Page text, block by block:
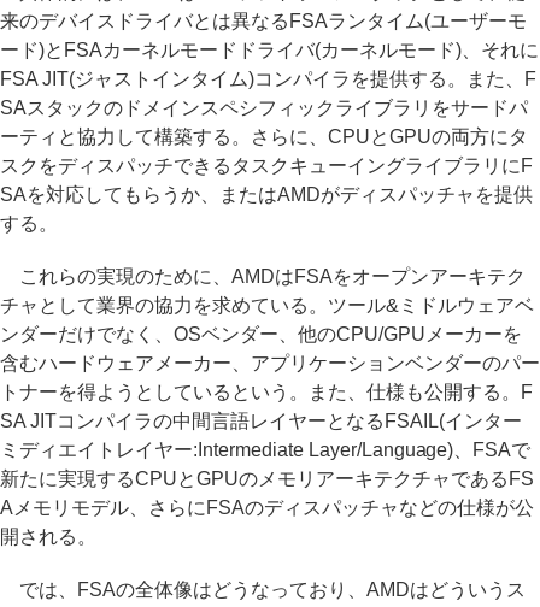
来のデバイスドライバとは異なるFSAランタイム(ユーザーモ
ード)とFSAカーネルモードドライバ(カーネルモード)、それに
FSA JIT(ジャストインタイム)コンパイラを提供する。また、F
SAスタックのドメインスペシフィックライブラリをサードパ
ーティと協力して構築する。さらに、CPUとGPUの両方にタ
スクをディスパッチできるタスクキューイングライブラリにF
SAを対応してもらうか、またはAMDがディスパッチャを提供
する。
これらの実現のために、AMDはFSAをオープンアーキテク
チャとして業界の協力を求めている。ツール&ミドルウェアベ
ンダーだけでなく、OSベンダー、他のCPU/GPUメーカーを
含むハードウェアメーカー、アプリケーションベンダーのパー
トナーを得ようとしているという。また、仕様も公開する。F
SA JITコンパイラの中間言語レイヤーとなるFSAIL(インター
ミディエイトレイヤー:Intermediate Layer/Language)、FSAで
新たに実現するCPUとGPUのメモリアーキテクチャであるFS
Aメモリモデル、さらにFSAのディスパッチャなどの仕様が公
開される。
では、FSAの全体像はどうなっており、AMDはどういうス